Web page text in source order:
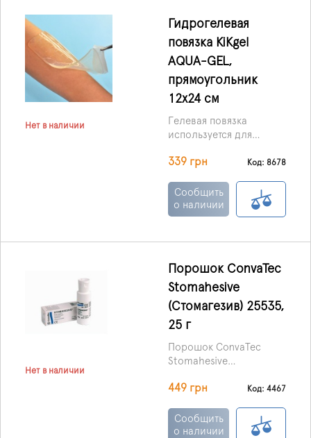
Нет в наличии
Гидрогелевая
повязка KiKgеl
AQUA-GEL,
прямоугольник
12х24 см
Гелевая повязка
используется для
ожоговых ран,
которые плохо
заживают.
339 грн Код: 8678
Сообщить
о наличии
Нет в наличии
Порошок ConvaTec
Stomahesive
(Стомагезив) 25535,
25 г
Порошок ConvaTec
Stomahesive
25 г производства
предназначен для
предотвращения
449 грн Код: 4467
Сообщить
о наличии